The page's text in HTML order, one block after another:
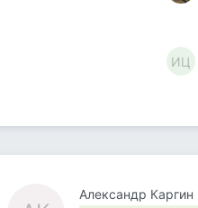
ИЦ
Александр Каргин